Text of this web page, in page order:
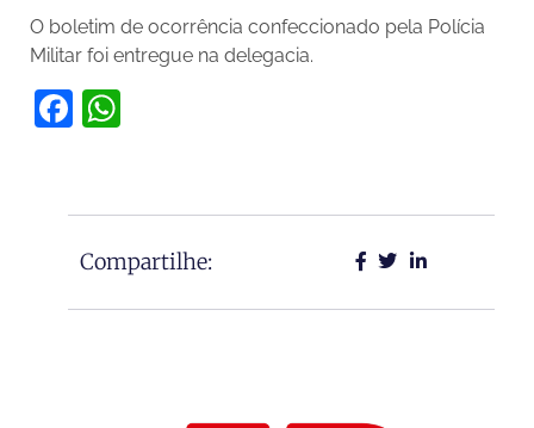
O boletim de ocorrência confeccionado pela Polícia
Militar foi entregue na delegacia.
Facebook
Compartilhe: